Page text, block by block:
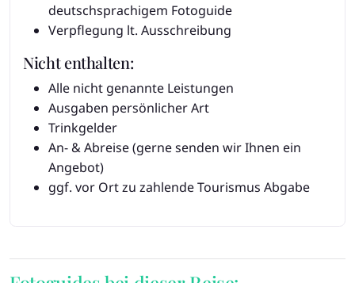
deutschsprachigem Fotoguide
Verpflegung lt. Ausschreibung
Nicht enthalten:
Alle nicht genannte Leistungen
Ausgaben persönlicher Art
Trinkgelder
An- & Abreise (gerne senden wir Ihnen ein
Angebot)
ggf. vor Ort zu zahlende Tourismus Abgabe